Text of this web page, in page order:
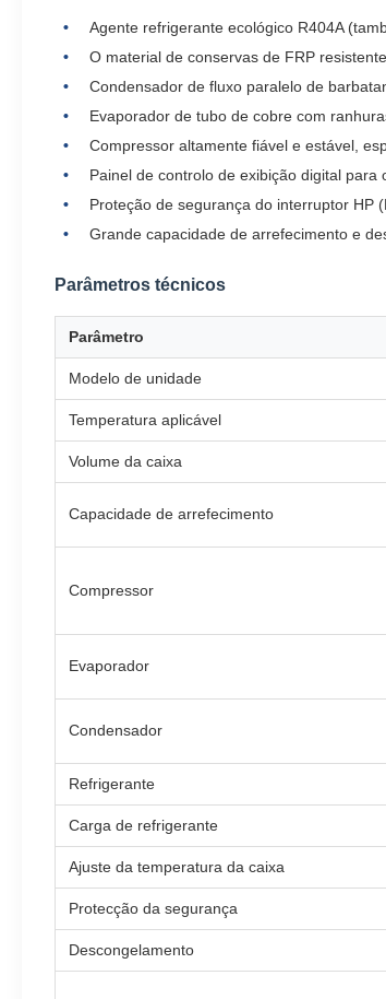
Agente refrigerante ecológico R404A
O material de conservas de FRP
Condensador de fluxo paralelo de
Evaporador de tubo de cobre com
Compressor altamente fiável e estável,
Painel de controlo de exibição digital
Proteção de segurança do interruptor HP
Grande capacidade de arrefecimento e
Parâmetros técnicos
Parâmetro
Modelo de unidade
Temperatura aplicável
Volume da caixa
Capacidade de arrefecimento
Compressor
Evaporador
Condensador
Refrigerante
Carga de refrigerante
Ajuste da temperatura da caixa
Protecção da segurança
Descongelamento